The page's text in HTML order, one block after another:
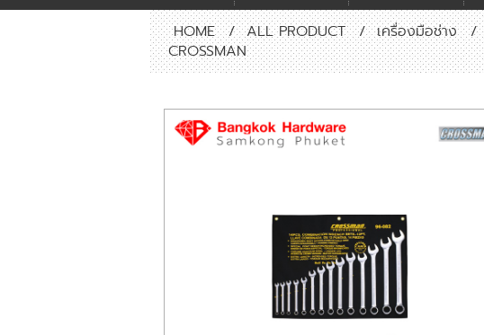
HOME / ALL PRODUCT / เครื่องมือช่าง /
CROSSMAN